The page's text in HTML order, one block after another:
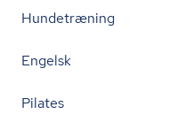
Hundetræning
Engelsk
Pilates